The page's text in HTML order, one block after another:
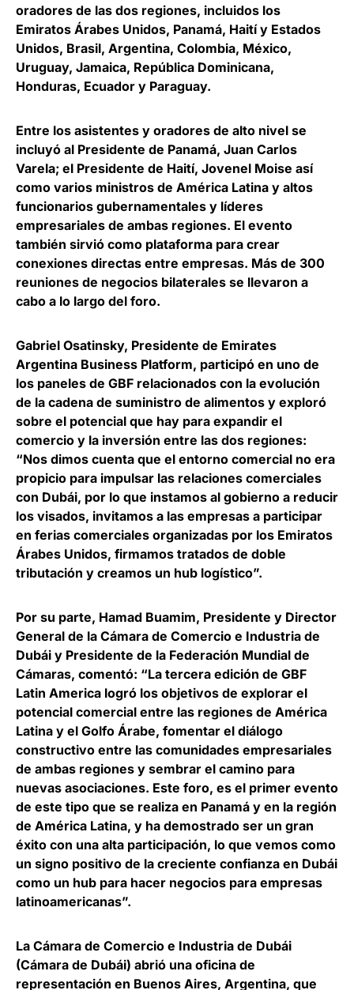
oradores de las dos regiones, incluidos los
Emiratos Árabes Unidos, Panamá, Haití y Estados
Unidos, Brasil, Argentina, Colombia, México,
Uruguay, Jamaica, República Dominicana,
Honduras, Ecuador y Paraguay.
Entre los asistentes y oradores de alto nivel se
incluyó al Presidente de Panamá, Juan Carlos
Varela; el Presidente de Haití, Jovenel Moise así
como varios ministros de América Latina y altos
funcionarios gubernamentales y líderes
empresariales de ambas regiones. El evento
también sirvió como plataforma para crear
conexiones directas entre empresas. Más de 300
reuniones de negocios bilaterales se llevaron a
cabo a lo largo del foro.
Gabriel Osatinsky, Presidente de Emirates
Argentina Business Platform, participó en uno de
los paneles de GBF relacionados con la evolución
de la cadena de suministro de alimentos y exploró
sobre el potencial que hay para expandir el
comercio y la inversión entre las dos regiones:
“Nos dimos cuenta que el entorno comercial no era
propicio para impulsar las relaciones comerciales
con Dubái, por lo que instamos al gobierno a reducir
los visados, invitamos a las empresas a participar
en ferias comerciales organizadas por los Emiratos
Árabes Unidos, firmamos tratados de doble
tributación y creamos un hub logístico”.
Por su parte, Hamad Buamim, Presidente y Director
General de la Cámara de Comercio e Industria de
Dubái y Presidente de la Federación Mundial de
Cámaras, comentó: “La tercera edición de GBF
Latin America logró los objetivos de explorar el
potencial comercial entre las regiones de América
Latina y el Golfo Árabe, fomentar el diálogo
constructivo entre las comunidades empresariales
de ambas regiones y sembrar el camino para
nuevas asociaciones. Este foro, es el primer evento
de este tipo que se realiza en Panamá y en la región
de América Latina, y ha demostrado ser un gran
éxito con una alta participación, lo que vemos como
un signo positivo de la creciente confianza en Dubái
como un hub para hacer negocios para empresas
latinoamericanas”.
La Cámara de Comercio e Industria de Dubái
(Cámara de Dubái) abrió una oficina de
representación en Buenos Aires, Argentina, que